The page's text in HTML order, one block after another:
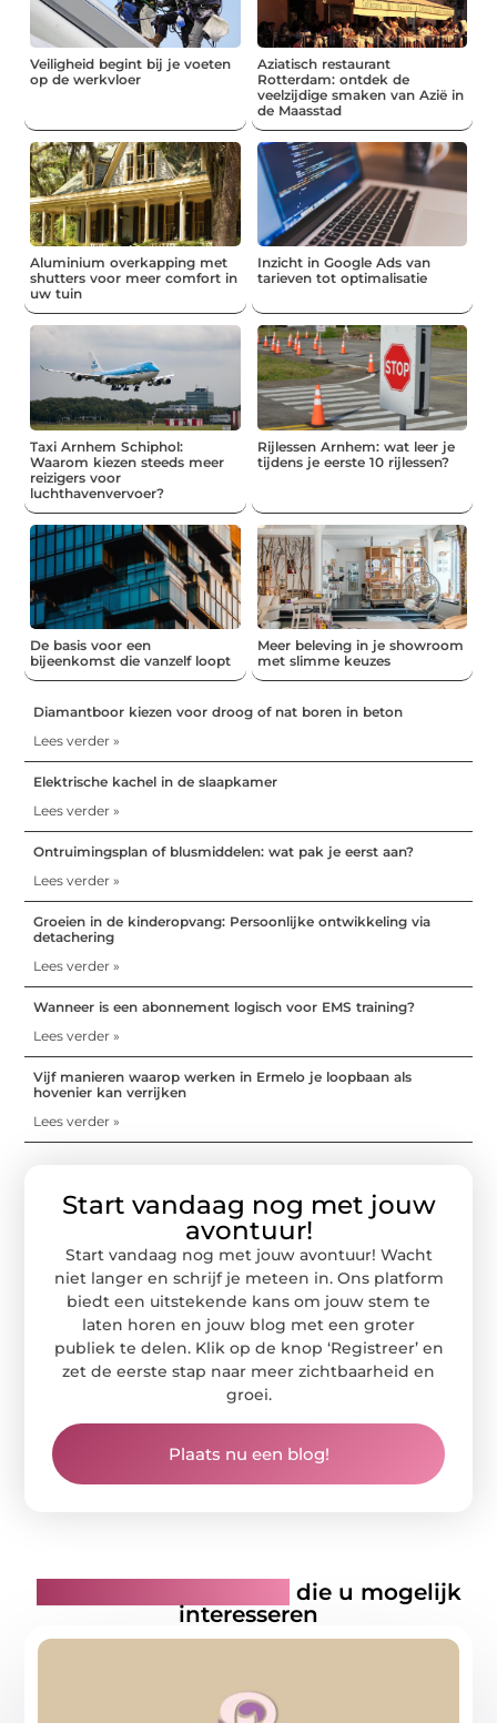
Veiligheid begint bij je voeten
op de werkvloer
Aziatisch restaurant
Rotterdam: ontdek de
veelzijdige smaken van Azië in
de Maasstad
Aluminium overkapping met
shutters voor meer comfort in
uw tuin
Inzicht in Google Ads van
tarieven tot optimalisatie
Taxi Arnhem Schiphol:
Waarom kiezen steeds meer
reizigers voor
luchthavenvervoer?
Rijlessen Arnhem: wat leer je
tijdens je eerste 10 rijlessen?
De basis voor een
bijeenkomst die vanzelf loopt
Meer beleving in je showroom
met slimme keuzes
Diamantboor kiezen voor droog of nat boren in beton
Lees verder »
Elektrische kachel in de slaapkamer
Lees verder »
Ontruimingsplan of blusmiddelen: wat pak je eerst aan?
Lees verder »
Groeien in de kinderopvang: Persoonlijke ontwikkeling via
detachering
Lees verder »
Wanneer is een abonnement logisch voor EMS training?
Lees verder »
Vijf manieren waarop werken in Ermelo je loopbaan als
hovenier kan verrijken
Lees verder »
Start vandaag nog met jouw
avontuur!
Start vandaag nog met jouw avontuur! Wacht
niet langer en schrijf je meteen in. Ons platform
biedt een uitstekende kans om jouw stem te
laten horen en jouw blog met een groter
publiek te delen. Klik op de knop ‘Registreer’ en
zet de eerste stap naar meer zichtbaarheid en
groei.
Plaats nu een blog!
die u mogelijk
interesseren